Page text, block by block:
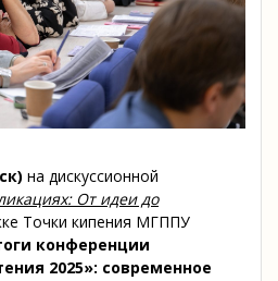
на дискуссионной
От идеи до
Точки кипения МГППУ
конференции
2025»: современное